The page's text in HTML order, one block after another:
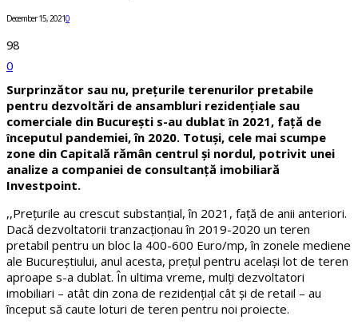
December 15, 20210
98
0
Surprinzător sau nu, prețurile terenurilor pretabile
pentru dezvoltări de ansambluri rezidențiale sau
comerciale din București s-au dublat ȋn 2021, față de
ȋnceputul pandemiei, în 2020. Totuși, cele mai scumpe
zone din Capitală rămân centrul și nordul, potrivit unei
analize a companiei de consultanță imobiliară
Investpoint.
,,Prețurile au crescut substanțial, în 2021, față de anii anteriori.
Dacă dezvoltatorii tranzacționau în 2019-2020 un teren
pretabil pentru un bloc la 400-600 Euro/mp, în zonele mediene
ale Bucureștiului, anul acesta, prețul pentru același lot de teren
aproape s-a dublat. În ultima vreme, mulți dezvoltatori
imobiliari – atât din zona de rezidențial cât și de retail – au
început să caute loturi de teren pentru noi proiecte.